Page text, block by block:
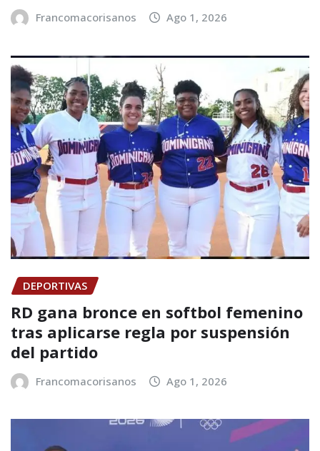
Francomacorisanos Ago 1, 2026
DEPORTIVAS
RD gana bronce en softbol femenino
tras aplicarse regla por suspensión
del partido
Francomacorisanos Ago 1, 2026